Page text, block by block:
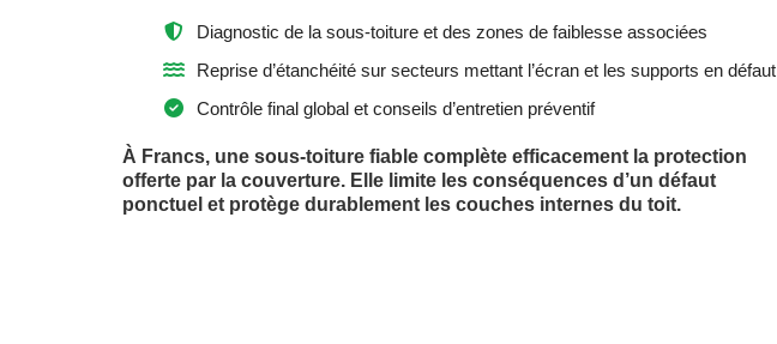
Diagnostic de la sous-toiture et des zones de faiblesse associées
Reprise d’étanchéité sur secteurs mettant l’écran et les supports en défaut
Contrôle final global et conseils d’entretien préventif
À Francs, une sous-toiture fiable complète efficacement la protection
offerte par la couverture. Elle limite les conséquences d’un défaut
ponctuel et protège durablement les couches internes du toit.